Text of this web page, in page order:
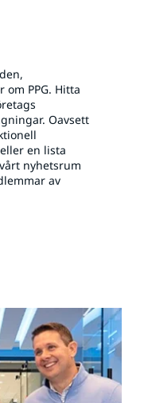
PPG. Hitta
Oavsett
en lista
nyhetsrum
av